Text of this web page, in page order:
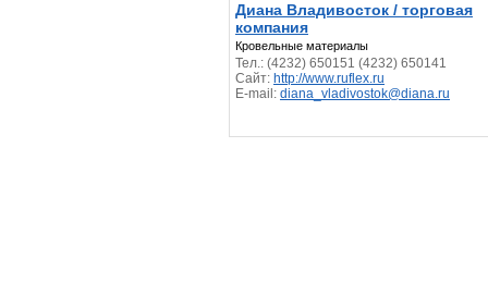
Диана Владивосток / торговая
компания
Кровельные материалы
Тел.: (4232) 650151 (4232) 650141
Сайт: http://www.ruflex.ru
E-mail: diana_vladivostok@diana.ru